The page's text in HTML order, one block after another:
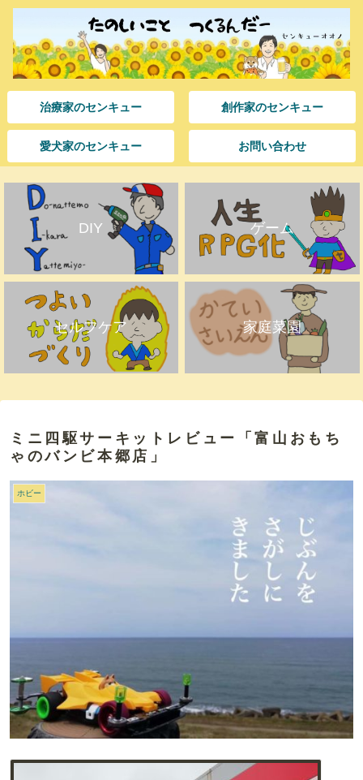
治療家のセンキュー 創作家のセンキュー
愛犬家のセンキュー お問い合わせ
DIY ゲーム
セルフケア 家庭菜園
ミニ四駆サーキットレビュー「富山おもち
ゃのバンビ本郷店」
ホビー